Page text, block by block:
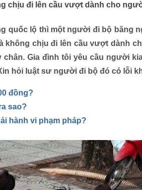
chịu đi lên cầu vượt dành cho
quốc lộ thì một người đi bộ băng
không chịu đi lên cầu vượt dành
Gia đình tôi yêu cầu người
hỏi luật sư người đi bộ đó có lỗi
đồng?
sao?
hành vi phạm pháp?